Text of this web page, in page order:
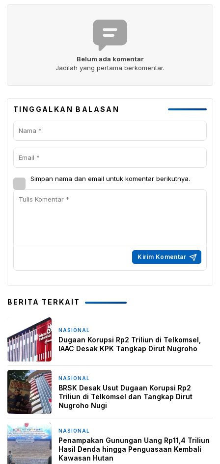
Belum ada komentar
Jadilah yang pertama berkomentar.
TINGGALKAN BALASAN
Simpan nama dan email untuk komentar berikutnya.
BERITA TERKAIT
NASIONAL
Dugaan Korupsi Rp2 Triliun di Telkomsel,
IAAC Desak KPK Tangkap Dirut Nugroho
NASIONAL
BRSK Desak Usut Dugaan Korupsi Rp2
Triliun di Telkomsel dan Tangkap Dirut
Nugroho Nugi
NASIONAL
Penampakan Gunungan Uang Rp11,4 Triliun
Hasil Denda hingga Penguasaan Kembali
Kawasan Hutan